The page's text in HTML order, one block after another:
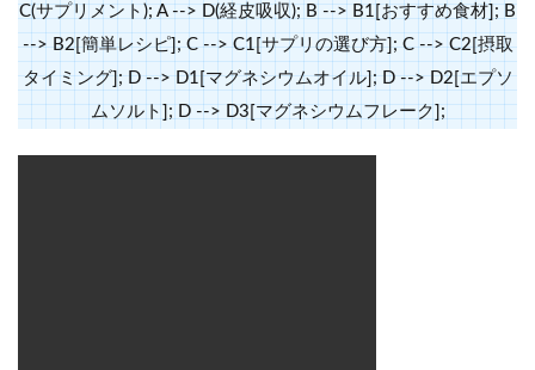
C(サプリメント); A --> D(経皮吸収); B --> B1[おすすめ食材]; B
--> B2[簡単レシピ]; C --> C1[サプリの選び方]; C --> C2[摂取
タイミング]; D --> D1[マグネシウムオイル]; D --> D2[エプソ
ムソルト]; D --> D3[マグネシウムフレーク];